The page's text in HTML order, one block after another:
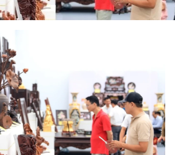
FOTOGRAFÍA
¿QUIÉNES SOMOS?
TIẾNG VIỆT
ENGLISH
中文